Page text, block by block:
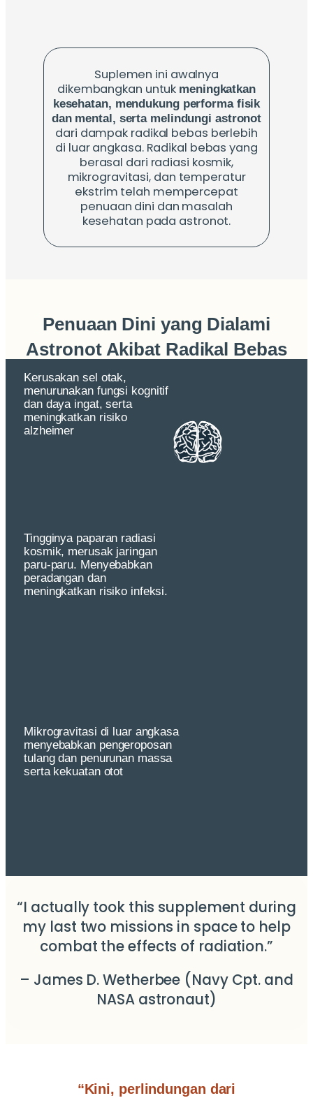
Suplemen ini awalnya
dikembangkan untuk meningkatkan
kesehatan, mendukung performa fisik
dan mental, serta melindungi astronot
dari dampak radikal bebas berlebih
di luar angkasa. Radikal bebas yang
berasal dari radiasi kosmik,
mikrogravitasi, dan temperatur
ekstrim telah mempercepat
penuaan dini dan masalah
kesehatan pada astronot.
Penuaan Dini yang Dialami
Astronot Akibat Radikal Bebas
Kerusakan sel otak,
menurunakan fungsi kognitif
dan daya ingat, serta
meningkatkan risiko
alzheimer
Tingginya paparan radiasi
kosmik, merusak jaringan
paru-paru. Menyebabkan
peradangan dan
meningkatkan risiko infeksi.
Mikrogravitasi di luar angkasa
menyebabkan pengeroposan
tulang dan penurunan massa
serta kekuatan otot
“I actually took this supplement during
my last two missions in space to help
combat the effects of radiation.”
– James D. Wetherbee (Navy Cpt. and
NASA astronaut)
“Kini, perlindungan dari